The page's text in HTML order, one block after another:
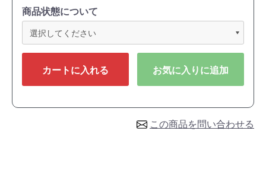
商品状態について
カートに入れる お気に入りに追加
この商品を問い合わせる